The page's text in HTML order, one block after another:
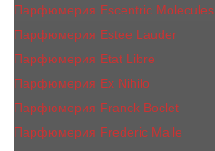
Парфюмерия Escentric Molecules
Парфюмерия Estee Lаudеr
Парфюмерия Etat Libre
Парфюмерия Ex Nihilo
Парфюмерия Franck Boclet
Парфюмерия Frеderic Mаlle